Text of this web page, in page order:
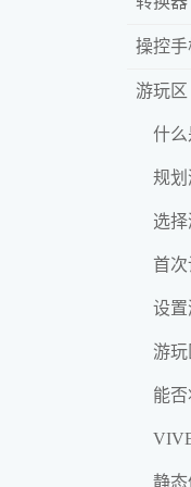
操控手
游玩区
什么
规划
选择
首次
设置
游玩
能
静态